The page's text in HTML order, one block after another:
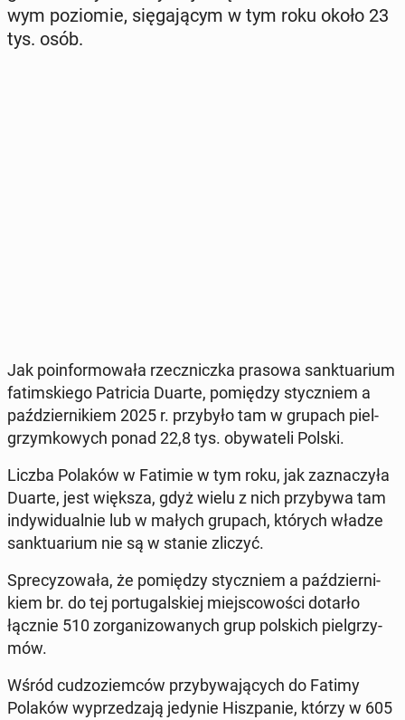
wym po­zio­mie, się­ga­ją­cym w tym roku około 23
tys. osób.
Jak po­in­for­mo­wa­ła rzecz­nicz­ka prasowa sank­tu­arium
fa­tim­skie­go Pa­tri­cia Duarte, po­mię­dzy stycz­niem a
paź­dzier­ni­kiem 2025 r. przy­by­ło tam w grupach piel­
grzym­ko­wych ponad 22,8 tys. oby­wa­te­li Polski.
Liczba Polaków w Fatimie w tym roku, jak za­zna­czy­ła
Duarte, jest większa, gdyż wielu z nich przy­by­wa tam
in­dy­wi­du­al­nie lub w małych grupach, których władze
sank­tu­arium nie są w stanie zliczyć.
Spre­cy­zo­wa­ła, że po­mię­dzy stycz­niem a paź­dzier­ni­
kiem br. do tej por­tu­gal­skiej miej­sco­wo­ści dotarło
łącznie 510 zor­ga­ni­zo­wa­nych grup pol­skich piel­grzy­
mów.
Wśród cu­dzo­ziem­ców przy­by­wa­ją­cych do Fatimy
Polaków wy­prze­dza­ją jedynie Hisz­pa­nie, którzy w 605